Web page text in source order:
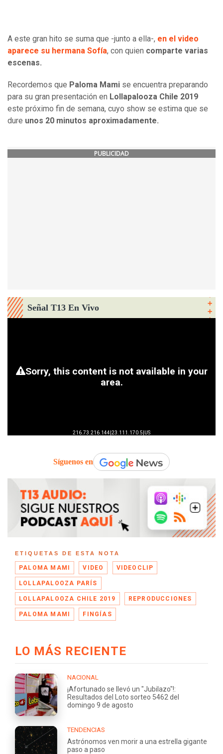
A este gran hito se suma que -junto a ella-, en el video
aparece su hermana Sofía, con quien comparte varias
escenas.
Recordemos que Paloma Mami se encuentra preparando
para su gran presentación en Lollapalooza Chile 2019
este próximo fin de semana, cuyo show se estima que se
dure unos 20 minutos aproximadamente.
PUBLICIDAD
Señal T13 En Vivo
Síguenos en
ETIQUETAS DE ESTA NOTA
PALOMA MAMI VIDEO VIDEOCLIP
LOLLAPALOOZA PARÍS
LOLLAPALOOZA CHILE 2019 REPRODUCCIONES
PALOMA MAMI FINGÍAS
LO MÁS RECIENTE
NACIONAL
¡Afortunado se llevó un "Jubilazo"!:
Resultados del Loto sorteo 5462 del
domingo 9 de agosto
TENDENCIAS
Astrónomos ven morir a una estrella gigante
paso a paso